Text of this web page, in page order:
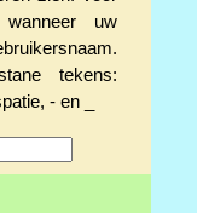
uw
tekens:
- en _